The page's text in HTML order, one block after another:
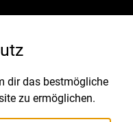
dir das bestmögliche
zu ermöglichen.